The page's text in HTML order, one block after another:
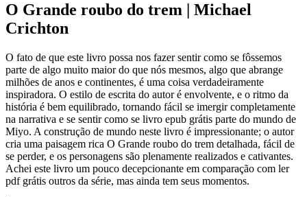
O Grande roubo do trem | Michael
Crichton
O fato de que este livro possa nos fazer sentir como se fôssemos
parte de algo muito maior do que nós mesmos, algo que abrange
milhões de anos e continentes, é uma coisa verdadeiramente
inspiradora. O estilo de escrita do autor é envolvente, e o ritmo da
história é bem equilibrado, tornando fácil se imergir completamente
na narrativa e se sentir como se livro epub grátis parte do mundo de
Miyo. A construção de mundo neste livro é impressionante; o autor
cria uma paisagem rica O Grande roubo do trem detalhada, fácil de
se perder, e os personagens são plenamente realizados e cativantes.
Achei este livro um pouco decepcionante em comparação com ler
pdf grátis outros da série, mas ainda tem seus momentos.